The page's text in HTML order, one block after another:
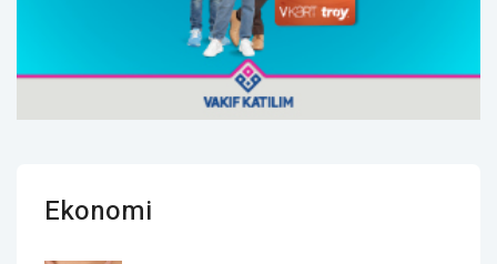
Ekonomi